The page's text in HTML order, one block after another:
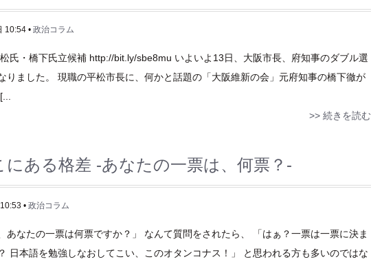
10:54 • 政治コラム
氏・橋下氏立候補 http://bit.ly/sbe8mu いよいよ13日、大阪市長、府知事のダブル選
りました。 現職の平松市長に、何かと話題の「大阪維新の会」元府知事の橋下徹が
>> 続きを読む
にある格差 -あなたの一票は、何票？-
• 政治コラム
あなたの一票は何票ですか？」 なんて質問をされたら、 「はぁ？一票は一票に決ま
日本語を勉強しなおしてこい、このオタンコナス！」 と思われる方も多いのではな